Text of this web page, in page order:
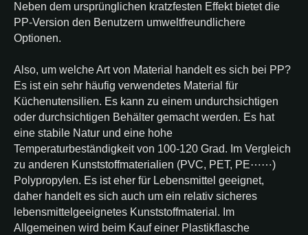
Neben dem ursprünglichen kratzfesten Effekt bietet die
PP-Version den Benutzern umweltfreundlichere
Optionen.
Also, um welche Art von Material handelt es sich bei PP?
Es ist ein sehr häufig verwendetes Material für
Küchenutensilien. Es kann zu einem undurchsichtigen
oder durchsichtigen Behälter gemacht werden. Es hat
eine stabile Natur und eine hohe
Temperaturbeständigkeit von 100-120 Grad. Im Vergleich
zu anderen Kunststoffmaterialien (PVC, PET, PE⋯⋯)
Polypropylen. Es ist eher für Lebensmittel geeignet,
daher handelt es sich auch um ein relativ sicheres
lebensmittelgeeignetes Kunststoffmaterial. Im
Allgemeinen wird beim Kauf einer Plastikflasche